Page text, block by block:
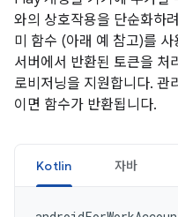
와의 상호작용을 단순화하
미 함수 (아래 예 참고)를
서버에서 반환된 토큰을
로비저닝을 지원합니다. 관
이면 함수가 반환됩니다.
Kotlin 자바